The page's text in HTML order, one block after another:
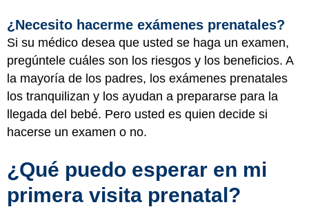
¿Necesito hacerme exámenes prenatales?
Si su médico desea que usted se haga un examen,
pregúntele cuáles son los riesgos y los beneficios. A
la mayoría de los padres, los exámenes prenatales
los tranquilizan y los ayudan a prepararse para la
llegada del bebé. Pero usted es quien decide si
hacerse un examen o no.
¿Qué puedo esperar en mi
primera visita prenatal?